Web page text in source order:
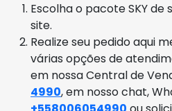
Escolha o pacote SKY
site.
Realize seu pedido aqui
várias opções de
em nossa Central de
4990, em nosso chat,